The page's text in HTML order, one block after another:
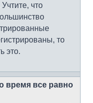
что
то
это.
время все равно